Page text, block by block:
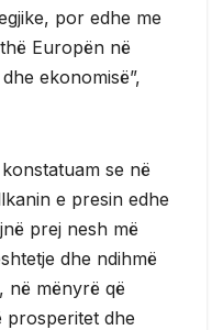
por edhe me
Europën në
ekonomisë”,
se në
e presin edhe
prej nesh më
dhe ndihmë
në mënyrë që
prosperitet dhe